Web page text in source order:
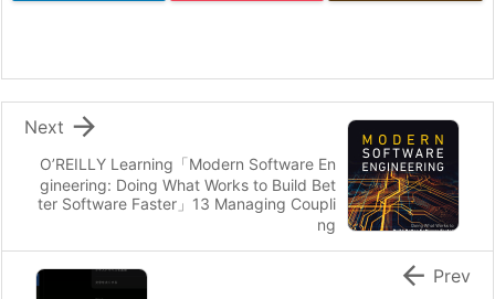
O’REILLY Learning「Modern Software En
gineering: Doing What Works to Build Bet
ter Software Faster」13 Managing Coupli
ng

Next
 Prev